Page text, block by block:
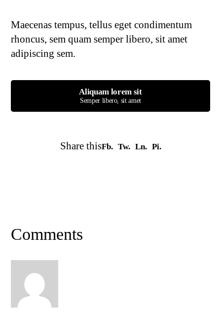
Maecenas tempus, tellus eget condimentum
rhoncus, sem quam semper libero, sit amet
adipiscing sem.
Aliquam lorem sit
Semper libero, sit amet
Share thisFb. Tw. Ln. Pi.
Comments